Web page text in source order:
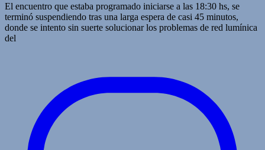
El encuentro que estaba programado iniciarse a las 18:30 hs, se
terminó suspendiendo tras una larga espera de casi 45 minutos,
donde se intento sin suerte solucionar los problemas de red lumínica
del